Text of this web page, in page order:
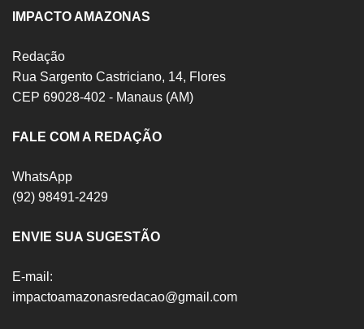
IMPACTO AMAZONAS
Redação
Rua Sargento Castriciano, 14, Flores
CEP 69028-402 - Manaus (AM)
FALE COM A REDAÇÃO
WhatsApp
(92) 98491-2429
ENVIE SUA SUGESTÃO
E-mail:
impactoamazonasredacao@gmail.com